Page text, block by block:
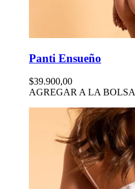
Panti Ensueño
$39.900,00
AGREGAR A LA BOLSA